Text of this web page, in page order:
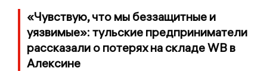
«Чувствую, что мы беззащитные и
уязвимые»: тульские предприниматели
рассказали о потерях на складе WB в
Алексине